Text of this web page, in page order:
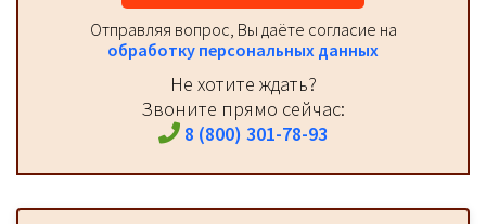
Отправляя вопрос, Вы даёте согласие на
обработку персональных данных
Не хотите ждать?
Звоните прямо сейчас:
8 (800) 301-78-93